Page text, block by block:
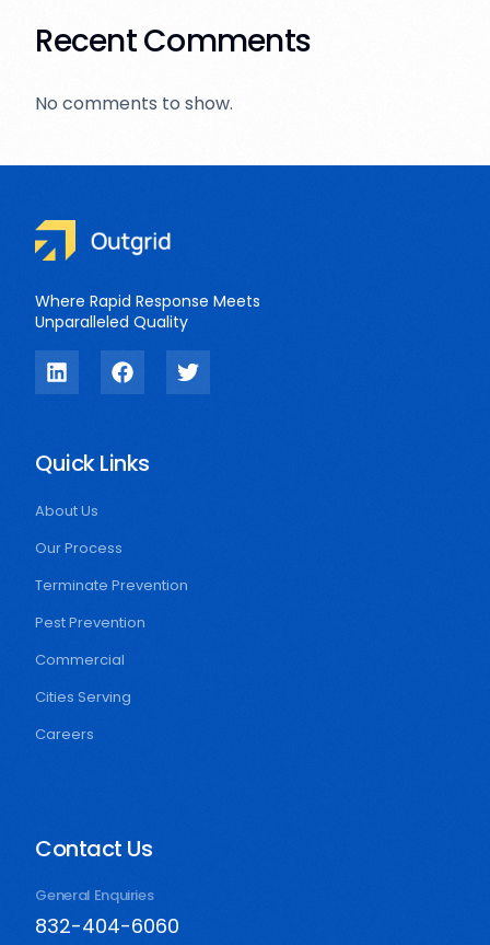
Recent Comments
No comments to show.
Where Rapid Response Meets
Unparalleled Quality
Quick Links
About Us
Our Process
Terminate Prevention
Pest Prevention
Commercial
Cities Serving
Careers
Contact Us
General Enquiries
832-404-6060